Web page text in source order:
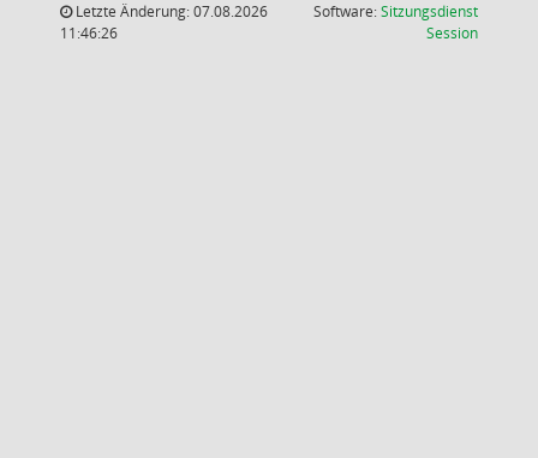
Letzte Änderung: 07.08.2026
11:46:26
Software:Sitzungsdienst
Session(Wird in